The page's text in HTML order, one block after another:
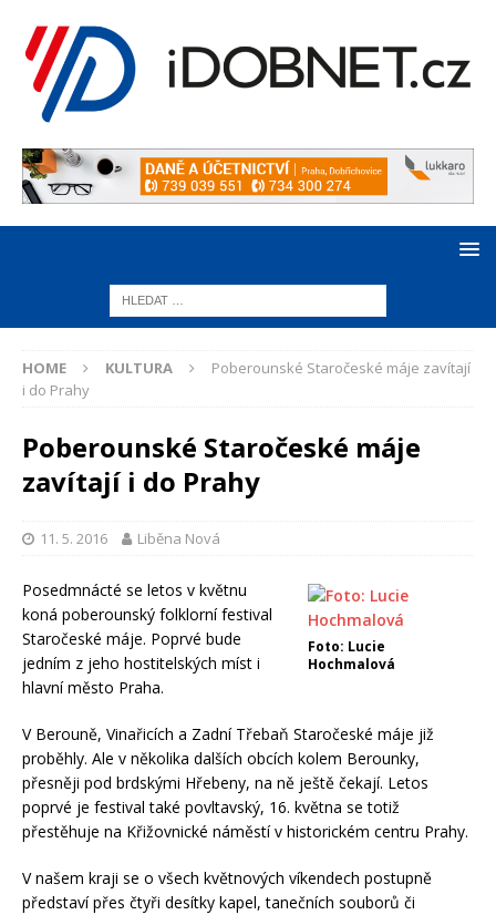
HOME KULTURA
Poberounské Staročeské máje zavítají
i do Prahy
Poberounské Staročeské máje
zavítají i do Prahy
11. 5. 2016 Liběna Nová
Foto: Lucie
Hochmalová
Posedmnácté se letos v květnu
koná poberounský folklorní festival
Staročeské máje. Poprvé bude
jedním z jeho hostitelských míst i
hlavní město Praha.
V Berouně, Vinařicích a Zadní Třebaň Staročeské máje již
proběhly. Ale v několika dalších obcích kolem Berounky,
přesněji pod brdskými Hřebeny, na ně ještě čekají. Letos
poprvé je festival také povltavský, 16. května se totiž
přestěhuje na Křižovnické náměstí v historickém centru Prahy.
V našem kraji se o všech květnových víkendech postupně
představí přes čtyři desítky kapel, tanečních souborů či